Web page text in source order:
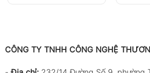
CÔNG TY TNHH CÔNG NGHỆ